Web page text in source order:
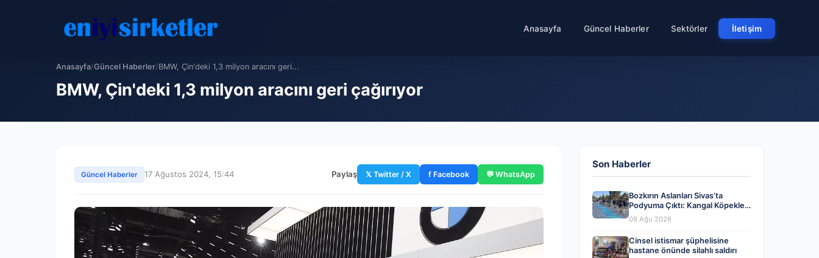
Anasayfa Güncel Haberler Sektörler İletişim
Anasayfa/Güncel Haberler/BMW, Çin'deki 1,3 milyon aracını geri...
BMW, Çin'deki 1,3 milyon aracını geri çağırıyor
Güncel Haberler 17 Ağustos 2024, 15:44 Paylaş 𝕏 Twitter / X f Facebook 💬 WhatsApp
Son Haberler
Bozkırın Aslanları Sivas’ta
Podyuma Çıktı: Kangal Köpekleri
Güzellik Yarışmasında Yarıştı
08 Ağu 2026
Cinsel istismar şüphelisine
hastane önünde silahlı saldırı